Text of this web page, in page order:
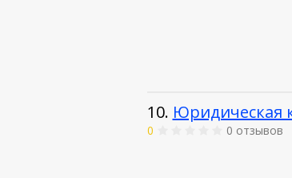
10. Юридическая
0 0 отзывов